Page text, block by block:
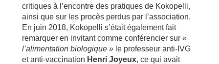
critiques à l’encontre des pratiques de Kokopelli,
ainsi que sur les procès perdus par l’association.
En juin 2018, Kokopelli s’était également fait
remarquer en invitant comme conférencier sur «
l’alimentation biologique »le professeur anti-IVG
et anti-vaccination Henri Joyeux, ce qui avait